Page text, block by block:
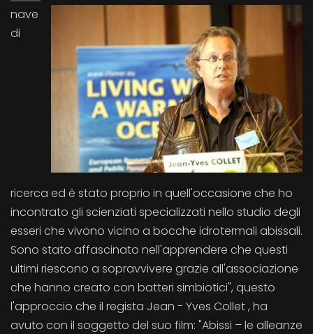
nave
di
ricerca ed è stato proprio in quell'occasione che ho
incontrato gli scienziati specializzati nello studio degli
esseri che vivono vicino a bocche idrotermali abissali.
Sono stato affascinato nell'apprendere che questi
ultimi riescono a sopravvivere grazie all'associazione
che hanno creato con batteri simbiotici", questo
l'approccio che il regista Jean - Yves Collet , ha
avuto con il soggetto del suo film: "Abissi – le alleanze